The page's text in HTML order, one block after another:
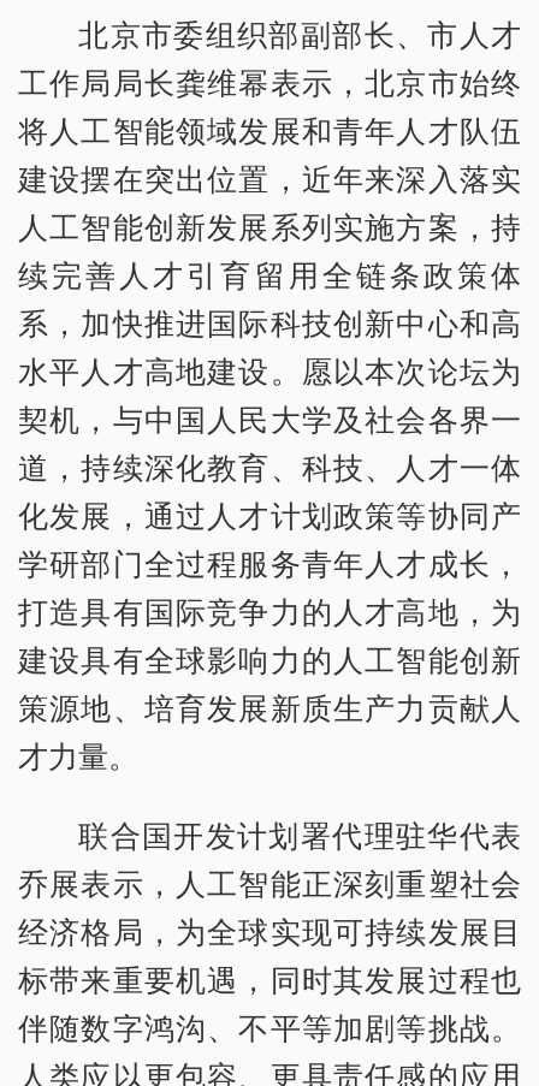
北京市委组织部副部长、市人才
工作局局长龚维幂表示，北京市始终
将人工智能领域发展和青年人才队伍
建设摆在突出位置，近年来深入落实
人工智能创新发展系列实施方案，持
续完善人才引育留用全链条政策体
系，加快推进国际科技创新中心和高
水平人才高地建设。愿以本次论坛为
契机，与中国人民大学及社会各界一
道，持续深化教育、科技、人才一体
化发展，通过人才计划政策等协同产
学研部门全过程服务青年人才成长，
打造具有国际竞争力的人才高地，为
建设具有全球影响力的人工智能创新
策源地、培育发展新质生产力贡献人
才力量。
联合国开发计划署代理驻华代表
乔展表示，人工智能正深刻重塑社会
经济格局，为全球实现可持续发展目
标带来重要机遇，同时其发展过程也
伴随数字鸿沟、不平等加剧等挑战。
人类应以更包容、更具责任感的应用